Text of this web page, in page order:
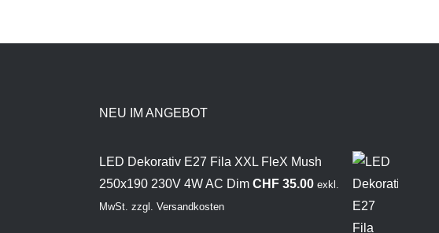
NEU IM ANGEBOT
LED Dekorativ E27 Fila XXL FleX Mush
250x190 230V 4W AC Dim CHF35.00 exkl.
MwSt. zzgl. Versandkosten